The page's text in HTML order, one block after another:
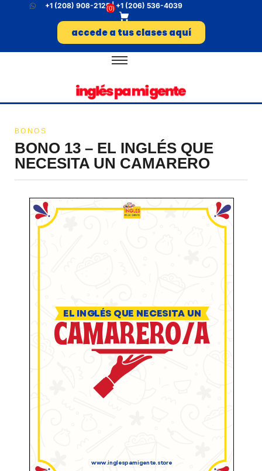
+1 (208) 908-2125 | +1 (206) 536-4039
(0)
accede a tus clases aquí
BONOS
BONO 13 – EL INGLÉS QUE
NECESITA UN CAMARERO